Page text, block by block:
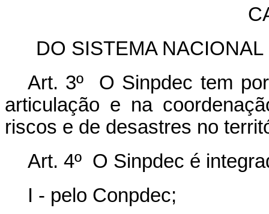
DO SISTEMA
Art. 3º O Sinpdec tem
articulação e na
riscos e de desastres no
Art. 4º O Sinpdec é
I - pelo Conpdec;